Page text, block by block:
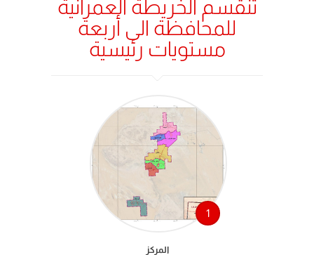
تنقسم الخريطة العمرانية
للمحافظة الى أربعة
مستويات رئيسية
1
المركز